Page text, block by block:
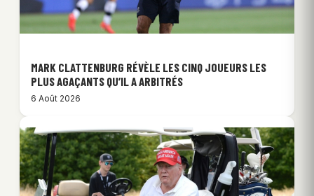
MARK CLATTENBURG RÉVÈLE LES CINQ JOUEURS LES
PLUS AGAÇANTS QU’IL A ARBITRÉS
6 Août 2026